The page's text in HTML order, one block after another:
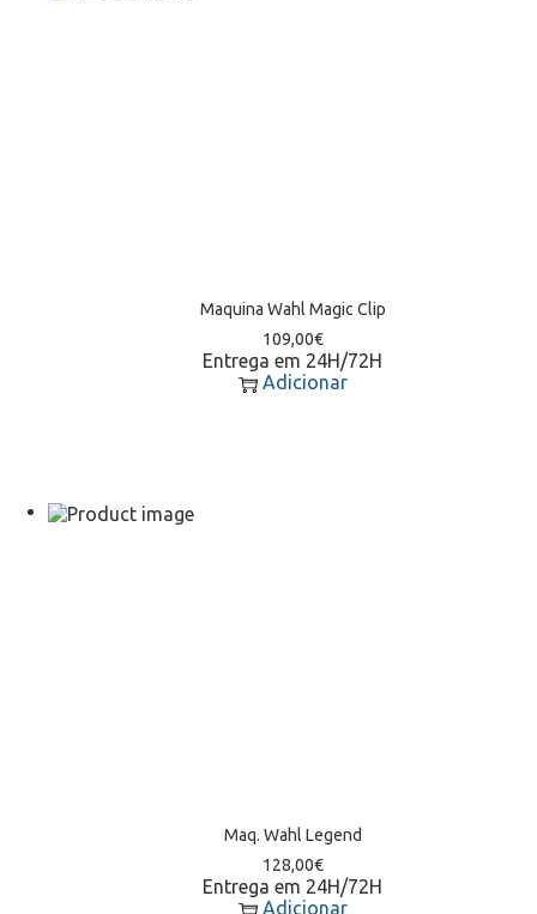
Maquina Wahl Magic Clip
109,00€
Entrega em 24H/72H
Adicionar
Maq. Wahl Legend
128,00€
Entrega em 24H/72H
Adicionar